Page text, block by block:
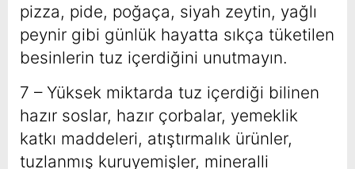
pizza, pide, poğaça, siyah zeytin, yağlı
peynir gibi günlük hayatta sıkça tüketilen
besinlerin tuz içerdiğini unutmayın.
7 – Yüksek miktarda tuz içerdiği bilinen
hazır soslar, hazır çorbalar, yemeklik
katkı maddeleri, atıştırmalık ürünler,
tuzlanmış kuruyemişler, mineralli